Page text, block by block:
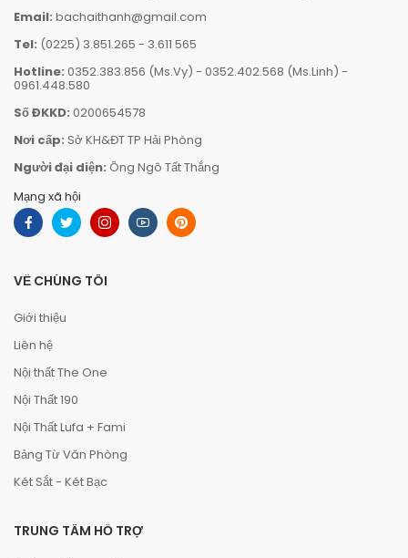
Email: bachaithanh@gmail.com
Tel: (0225) 3.851.265 - 3.611 565
Hotline: 0352.383.856 (Ms.Vy) - 0352.402.568 (Ms.Linh) -
0961.448.580
Số ĐKKD: 0200654578
Nơi cấp: Sở KH&ĐT TP Hải Phòng
Người đại diện: Ông Ngô Tất Thắng
Mạng xã hội
VỀ CHÚNG TÔI
Giới thiệu
Liên hệ
Nội thất The One
Nội Thất 190
Nội Thất Lufa + Fami
Bảng Từ Văn Phòng
Két Sắt - Két Bạc
TRUNG TÂM HỖ TRỢ